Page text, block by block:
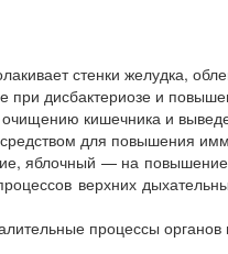
стенки желудка,
дисбактериозе и
очищению кишечника и
для повышения
яблочный — на
верхних
процессы